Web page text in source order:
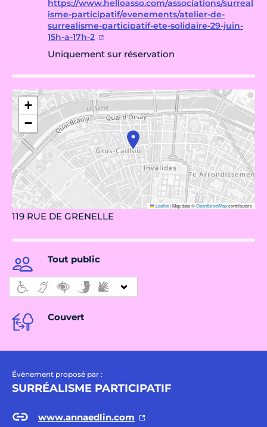
https://www.helloasso.com/associations/surreal
isme-participatif/evenements/atelier-de-
surrealisme-participatif-ete-solidaire-29-juin-
15h-a-17h-2
Uniquement sur réservation
+
−
Leaflet|Map data ©OpenStreetMapcontributors
119 RUE DE GRENELLE
Tout public
Couvert
Évènement proposé par :
SURRÉALISME PARTICIPATIF
www.annaedlin.com